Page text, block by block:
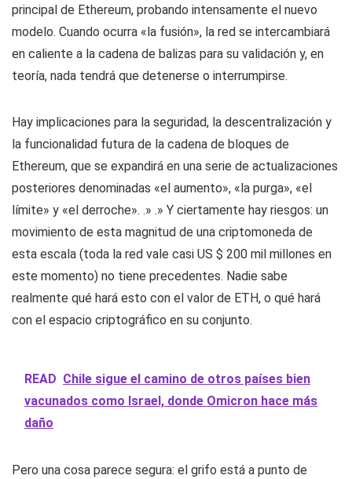
principal de Ethereum, probando intensamente el nuevo
modelo. Cuando ocurra «la fusión», la red se intercambiará
en caliente a la cadena de balizas para su validación y, en
teoría, nada tendrá que detenerse o interrumpirse.
Hay implicaciones para la seguridad, la descentralización y
la funcionalidad futura de la cadena de bloques de
Ethereum, que se expandirá en una serie de actualizaciones
posteriores denominadas «el aumento», «la purga», «el
límite» y «el derroche». .» .» Y ciertamente hay riesgos: un
movimiento de esta magnitud de una criptomoneda de
esta escala (toda la red vale casi US $ 200 mil millones en
este momento) no tiene precedentes. Nadie sabe
realmente qué hará esto con el valor de ETH, o qué hará
con el espacio criptográfico en su conjunto.
READ Chile sigue el camino de otros países bien
vacunados como Israel, donde Omicron hace más
daño
Pero una cosa parece segura: el grifo está a punto de